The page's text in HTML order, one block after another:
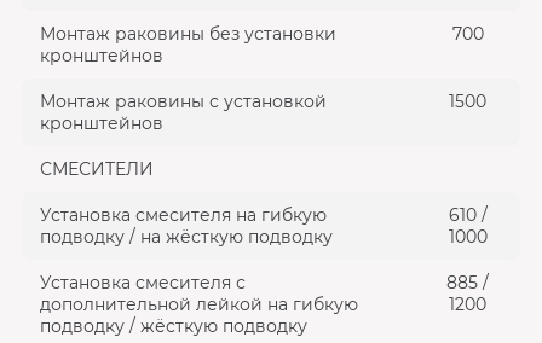
Монтаж раковины без установки
кронштейнов
700
Монтаж раковины с установкой
кронштейнов
1500
СМЕСИТЕЛИ
Установка смесителя на гибкую
подводку / на жёсткую подводку
610 /
1000
Установка смесителя с
дополнительной лейкой на гибкую
подводку / жёсткую подводку
885 /
1200